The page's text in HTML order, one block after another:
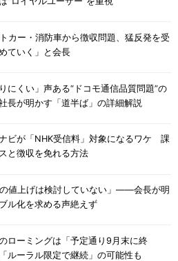
カー・消防車から徴収問題、猛反発を受
ていく」と会長
にくい」声ある“ドコモ通信品質問題”の
が明かす「道半ば」の詳細解説
ビが「NHK受信料」対象になるワケ 課
と徴収を免れる方法
の値上げは検討していない」――会長が明
ル化を求める声絶えず
ローミングは「予定通り9月末に終
ルーラル限定で継続」の可能性も